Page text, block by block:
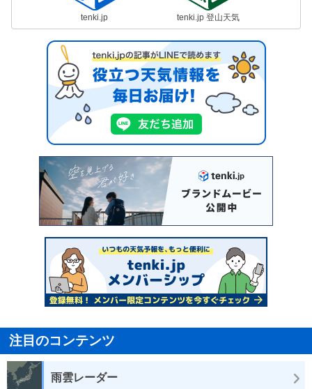
tenki.jp tenki.jp 登山天気
注目のコンテンツ
雨雲レーダー